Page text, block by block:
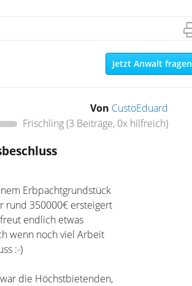
Jetzt Anwalt fragen
Von CustoEduard
Frischling(3 Beiträge, 0x hilfreich)
Erbpachtgrundstück
rund 350000€ ersteigert
endlich etwas
wenn noch viel Arbeit
:-)
die Höchstbietenden,